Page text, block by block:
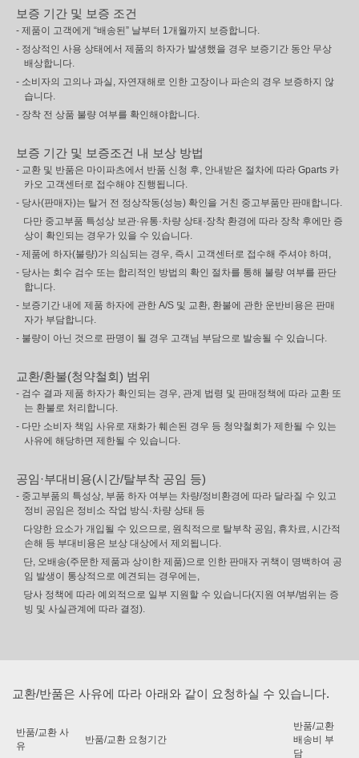
보증 기간 및 보증 조건
- 제품이 고객에게 “배송된” 날부터 1개월까지 보증합니다.
- 정상적인 사용 상태에서 제품의 하자가 발생했을 경우 보증기간 동안 무상
배상합니다.
- 소비자의 고의나 과실, 자연재해로 인한 고장이나 파손의 경우 보증하지 않
습니다.
- 장착 전 상품 불량 여부를 확인해야합니다.
보증 기간 및 보증조건 내 보상 방법
- 교환 및 반품은 마이파츠에서 반품 신청 후, 안내받은 절차에 따라 Gparts 카
카오 고객센터로 접수해야 진행됩니다.
- 당사(판매자)는 탈거 전 정상작동(성능) 확인을 거친 중고부품만 판매합니다.
다만 중고부품 특성상 보관·유통·차량 상태·장착 환경에 따라 장착 후에만 증
상이 확인되는 경우가 있을 수 있습니다.
- 제품에 하자(불량)가 의심되는 경우, 즉시 고객센터로 접수해 주셔야 하며,
- 당사는 회수 검수 또는 합리적인 방법의 확인 절차를 통해 불량 여부를 판단
합니다.
- 보증기간 내에 제품 하자에 관한 A/S 및 교환, 환불에 관한 운반비용은 판매
자가 부담합니다.
- 불량이 아닌 것으로 판명이 될 경우 고객님 부담으로 발송될 수 있습니다.
교환/환불(청약철회) 범위
- 검수 결과 제품 하자가 확인되는 경우, 관계 법령 및 판매정책에 따라 교환 또
는 환불로 처리합니다.
- 다만 소비자 책임 사유로 재화가 훼손된 경우 등 청약철회가 제한될 수 있는
사유에 해당하면 제한될 수 있습니다.
공임·부대비용(시간/탈부착 공임 등)
- 중고부품의 특성상, 부품 하자 여부는 차량/정비환경에 따라 달라질 수 있고
정비 공임은 정비소 작업 방식·차량 상태 등
다양한 요소가 개입될 수 있으므로, 원칙적으로 탈부착 공임, 휴차료, 시간적
손해 등 부대비용은 보상 대상에서 제외됩니다.
단, 오배송(주문한 제품과 상이한 제품)으로 인한 판매자 귀책이 명백하여 공
임 발생이 통상적으로 예견되는 경우에는,
당사 정책에 따라 예외적으로 일부 지원할 수 있습니다(지원 여부/범위는 증
빙 및 사실관계에 따라 결정).
교환/반품은 사유에 따라 아래와 같이 요청하실 수 있습니다.
반품/교환 사
유
반품/교환 요청기간
반품/교환
배송비 부
담